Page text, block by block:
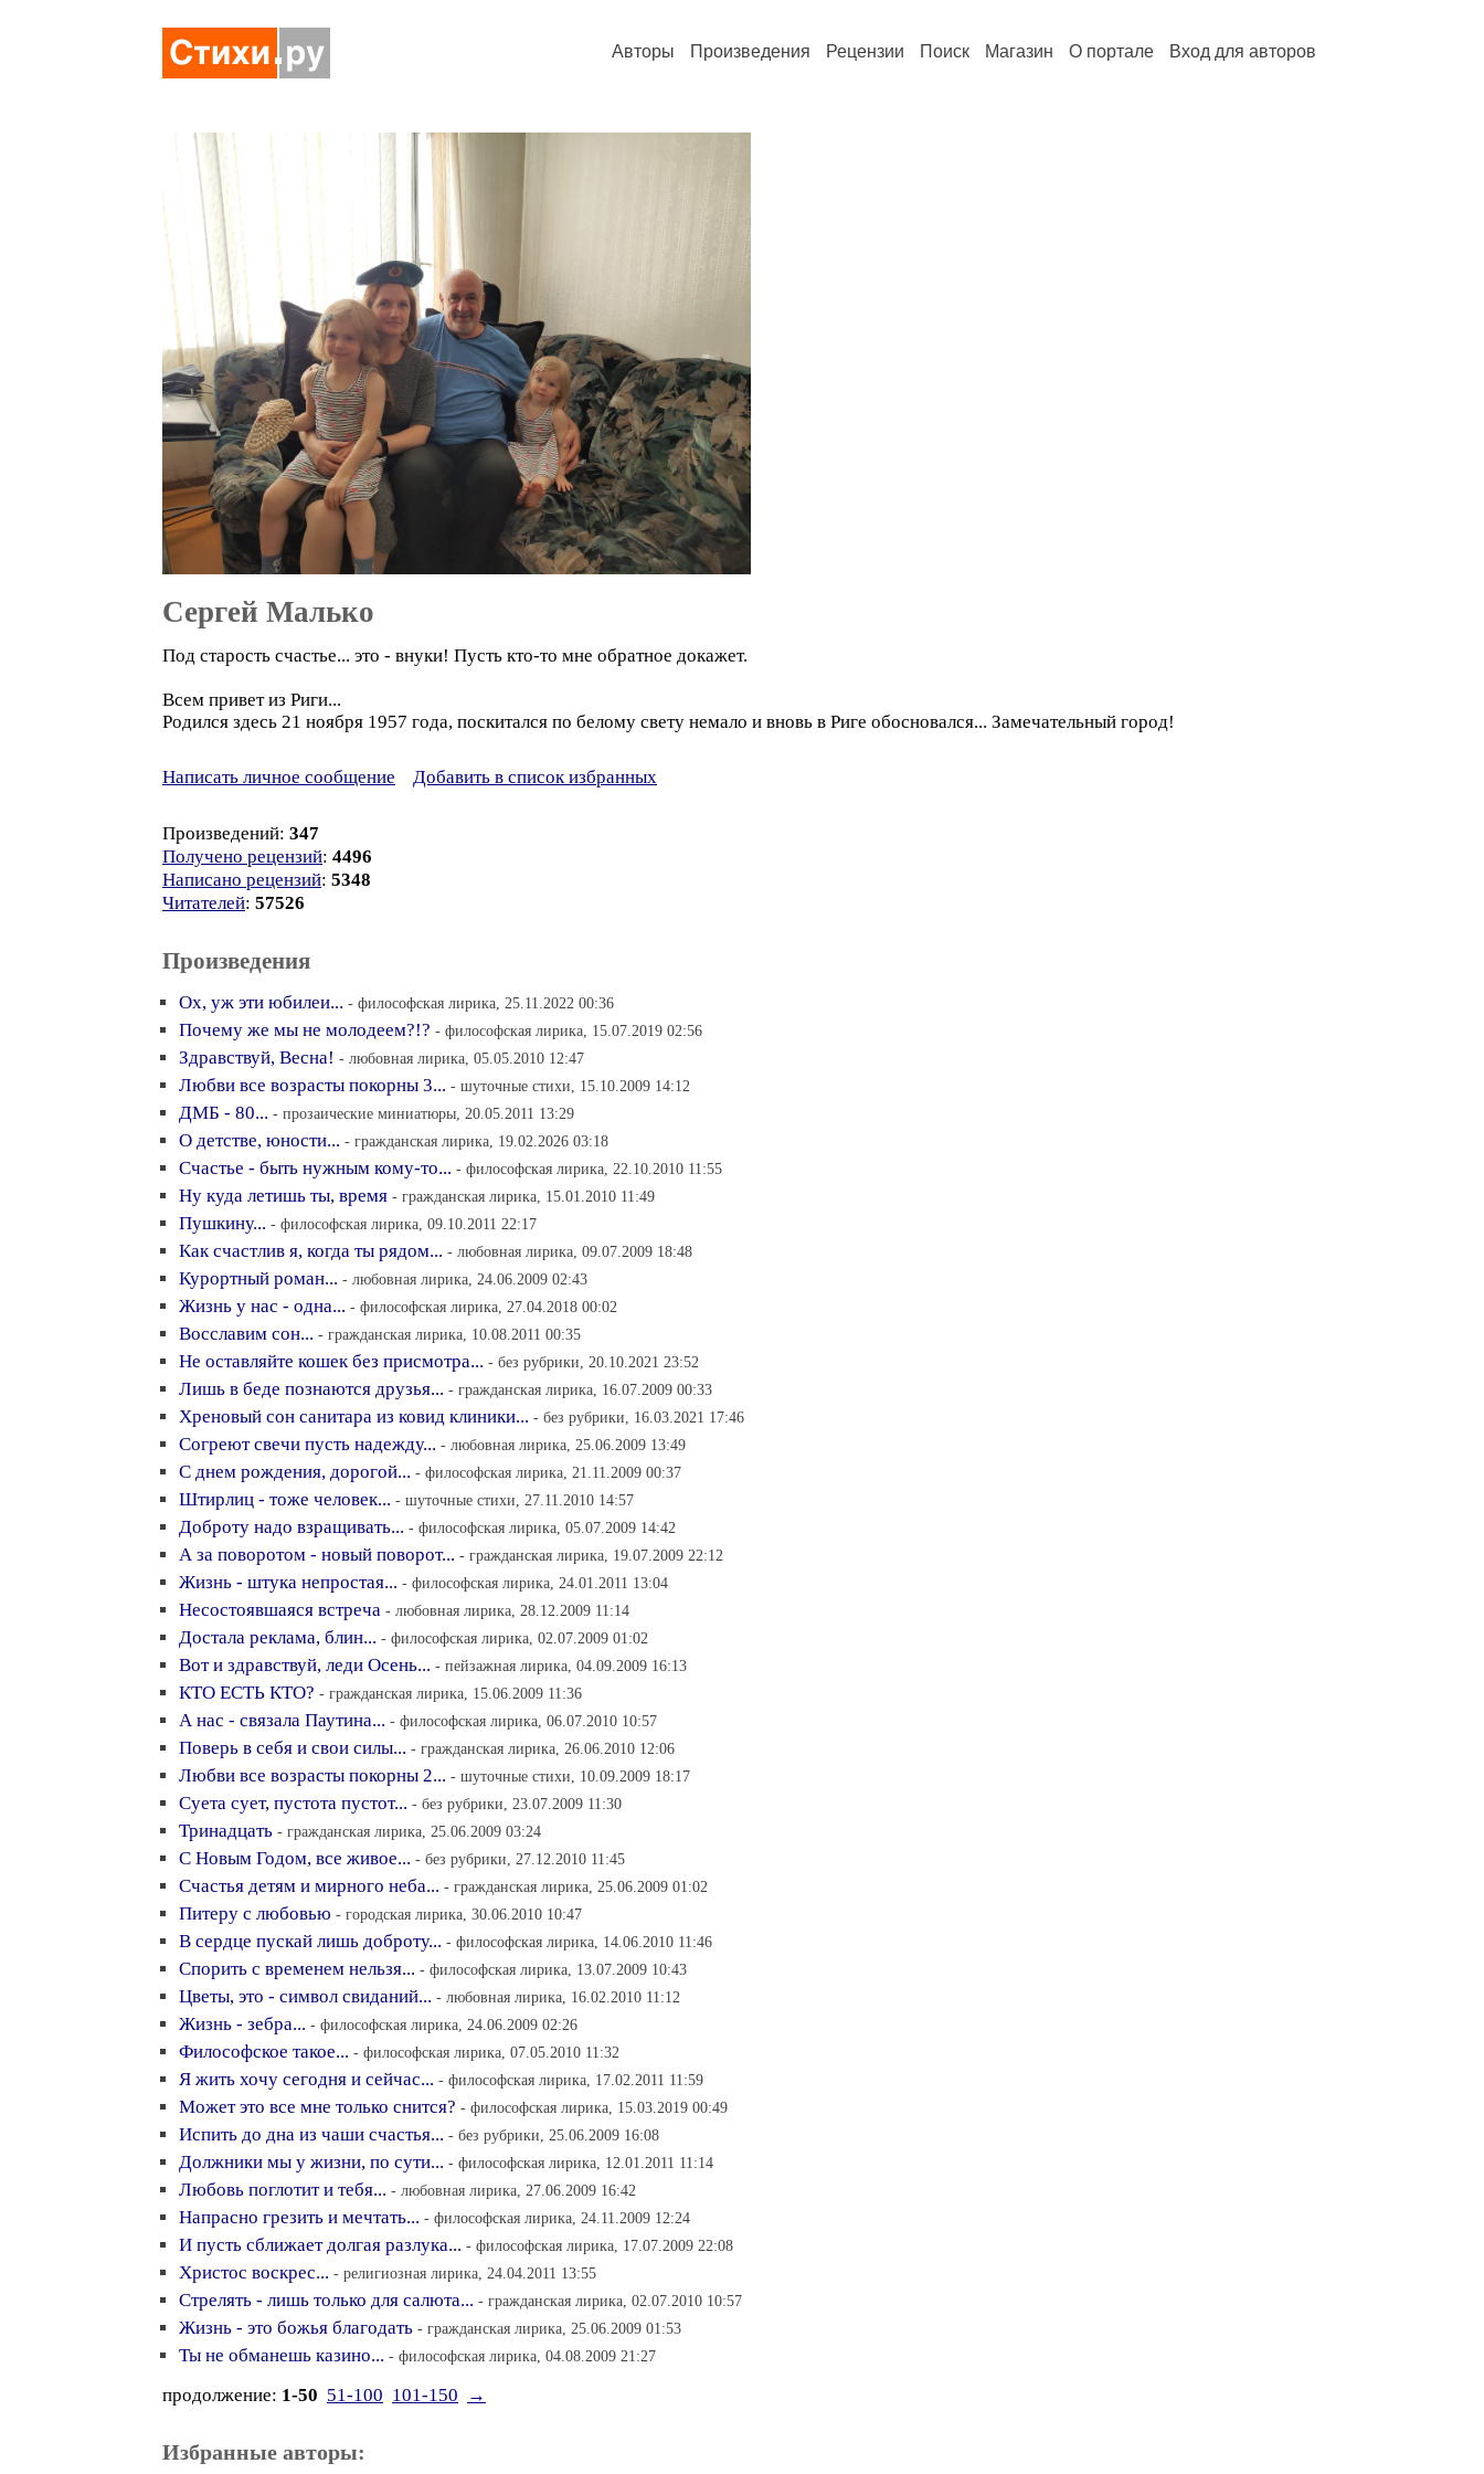
Авторы Произведения Рецензии Поиск Магазин О портале Вход для авторов
Сергей Малько
Под старость счастье... это - внуки! Пусть кто-то мне обратное докажет.
Всем привет из Риги...
Родился здесь 21 ноября 1957 года, поскитался по белому свету немало и вновь в Риге обосновался... Замечательный город!
Написать личное сообщение Добавить в список избранных
Произведений: 347
Получено рецензий: 4496
Написано рецензий: 5348
Читателей: 57526
Произведения
Ох, уж эти юбилеи... - философская лирика, 25.11.2022 00:36
Почему же мы не молодеем?!? - философская лирика, 15.07.2019 02:56
Здравствуй, Весна! - любовная лирика, 05.05.2010 12:47
Любви все возрасты покорны 3... - шуточные стихи, 15.10.2009 14:12
ДМБ - 80... - прозаические миниатюры, 20.05.2011 13:29
О детстве, юности... - гражданская лирика, 19.02.2026 03:18
Счастье - быть нужным кому-то... - философская лирика, 22.10.2010 11:55
Ну куда летишь ты, время - гражданская лирика, 15.01.2010 11:49
Пушкину... - философская лирика, 09.10.2011 22:17
Как счастлив я, когда ты рядом... - любовная лирика, 09.07.2009 18:48
Курортный роман... - любовная лирика, 24.06.2009 02:43
Жизнь у нас - одна... - философская лирика, 27.04.2018 00:02
Восславим сон... - гражданская лирика, 10.08.2011 00:35
Не оставляйте кошек без присмотра... - без рубрики, 20.10.2021 23:52
Лишь в беде познаются друзья... - гражданская лирика, 16.07.2009 00:33
Хреновый сон санитара из ковид клиники... - без рубрики, 16.03.2021 17:46
Согреют свечи пусть надежду... - любовная лирика, 25.06.2009 13:49
С днем рождения, дорогой... - философская лирика, 21.11.2009 00:37
Штирлиц - тоже человек... - шуточные стихи, 27.11.2010 14:57
Доброту надо взращивать... - философская лирика, 05.07.2009 14:42
А за поворотом - новый поворот... - гражданская лирика, 19.07.2009 22:12
Жизнь - штука непростая... - философская лирика, 24.01.2011 13:04
Несостоявшаяся встреча - любовная лирика, 28.12.2009 11:14
Достала реклама, блин... - философская лирика, 02.07.2009 01:02
Вот и здравствуй, леди Осень... - пейзажная лирика, 04.09.2009 16:13
КТО ЕСТЬ КТО? - гражданская лирика, 15.06.2009 11:36
А нас - связала Паутина... - философская лирика, 06.07.2010 10:57
Поверь в себя и свои силы... - гражданская лирика, 26.06.2010 12:06
Любви все возрасты покорны 2... - шуточные стихи, 10.09.2009 18:17
Суета сует, пустота пустот... - без рубрики, 23.07.2009 11:30
Тринадцать - гражданская лирика, 25.06.2009 03:24
С Новым Годом, все живое... - без рубрики, 27.12.2010 11:45
Счастья детям и мирного неба... - гражданская лирика, 25.06.2009 01:02
Питеру с любовью - городская лирика, 30.06.2010 10:47
В сердце пускай лишь доброту... - философская лирика, 14.06.2010 11:46
Спорить с временем нельзя... - философская лирика, 13.07.2009 10:43
Цветы, это - символ свиданий... - любовная лирика, 16.02.2010 11:12
Жизнь - зебра... - философская лирика, 24.06.2009 02:26
Философское такое... - философская лирика, 07.05.2010 11:32
Я жить хочу сегодня и сейчас... - философская лирика, 17.02.2011 11:59
Может это все мне только снится? - философская лирика, 15.03.2019 00:49
Испить до дна из чаши счастья... - без рубрики, 25.06.2009 16:08
Должники мы у жизни, по сути... - философская лирика, 12.01.2011 11:14
Любовь поглотит и тебя... - любовная лирика, 27.06.2009 16:42
Напрасно грезить и мечтать... - философская лирика, 24.11.2009 12:24
И пусть сближает долгая разлука... - философская лирика, 17.07.2009 22:08
Христос воскрес... - религиозная лирика, 24.04.2011 13:55
Стрелять - лишь только для салюта... - гражданская лирика, 02.07.2010 10:57
Жизнь - это божья благодать - гражданская лирика, 25.06.2009 01:53
Ты не обманешь казино... - философская лирика, 04.08.2009 21:27
продолжение: 1-50 51-100 101-150 →
Избранные авторы: